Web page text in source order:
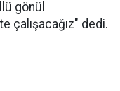
gönül
çalışacağız" dedi.